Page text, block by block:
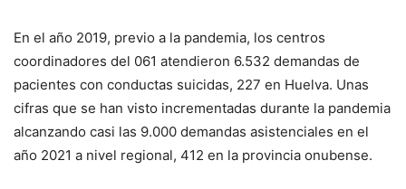
En el año 2019, previo a la pandemia, los centros
coordinadores del 061 atendieron 6.532 demandas de
pacientes con conductas suicidas, 227 en Huelva. Unas
cifras que se han visto incrementadas durante la pandemia
alcanzando casi las 9.000 demandas asistenciales en el
año 2021 a nivel regional, 412 en la provincia onubense.